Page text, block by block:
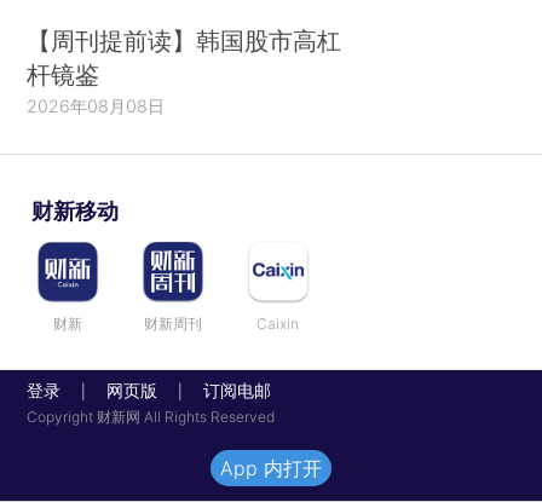
【周刊提前读】韩国股市高杠
杆镜鉴
2026年08月08日
财新移动
财新 财新周刊 Caixin
登录 网页版 订阅电邮
Copyright 财新网 All Rights Reserved
App 内打开